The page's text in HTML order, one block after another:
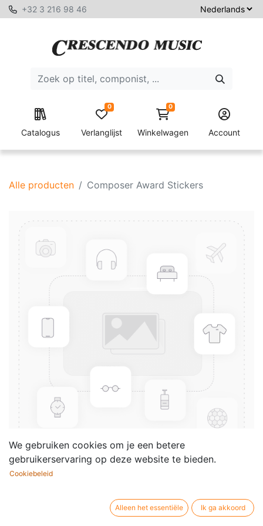
+32 3 216 98 46
Catalogus Verlanglijst
0 0
Winkelwagen Account
Alle producten Composer Award Stickers
Composer Award Stickers
Hal Leonard
We gebruiken cookies om je een betere
gebruikerservaring op deze website te bieden.
Cookiebeleid
Alleen het essentiële Ik ga akkoord